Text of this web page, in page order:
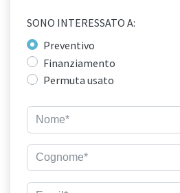
SONO INTERESSATO A:
Preventivo
Finanziamento
Permuta usato